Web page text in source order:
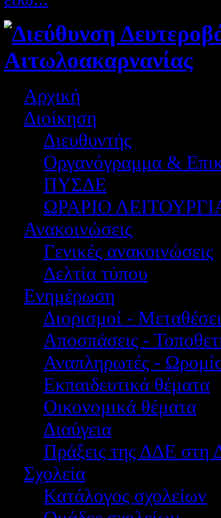
Αρχική
Διοίκηση
Διευθυντής
Οργανόγραμμα &
ΠΥΣΔΕ
ΩΡΑΡΙΟ
Ανακοινώσεις
Γενικές ανακοινώσεις
Δελτία τύπου
Ενημέρωση
Διορισμοί -
Αποσπάσεις -
Αναπληρωτές -
Εκπαιδευτικά θέματα
Οικονομικά θέματα
Διαύγεια
Πράξεις της ΔΔΕ στη
Σχολεία
Κατάλογος σχολείων